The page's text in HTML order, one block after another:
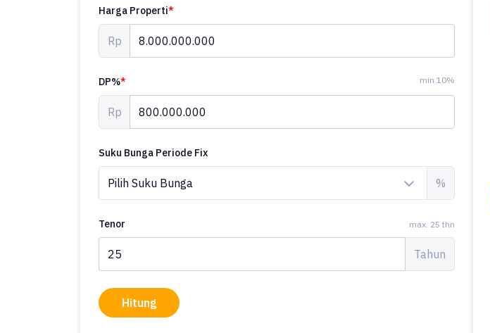
Harga Properti*
Rp
DP%* min 10%
Rp
Suku Bunga Periode Fix
%
Tenor max. 25 thn
Tahun
Hitung